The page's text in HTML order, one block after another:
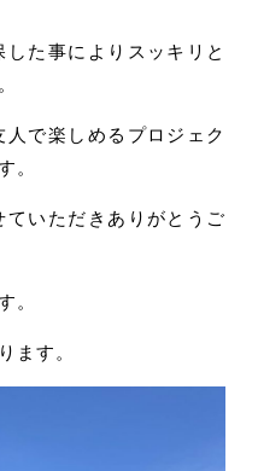
た事によりスッキリと
で楽しめるプロジェク
。
いただきありがとうご
。
ます。